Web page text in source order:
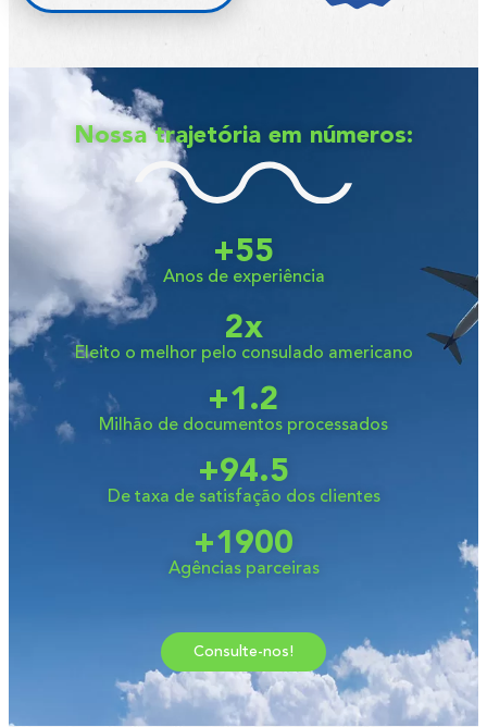
Nossa trajetória em números:
+55
2x
+1.2
+94.5
+1900
Anos de experiência
Eleito o melhor pelo consulado americano
Milhão de documentos processados
De taxa de satisfação dos clientes
Agências parceiras
Consulte-nos!